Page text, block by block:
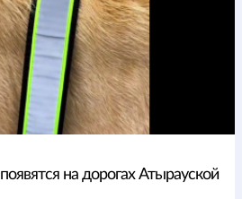
на дорогах Атырауской